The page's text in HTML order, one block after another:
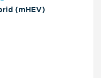
(mHEV)